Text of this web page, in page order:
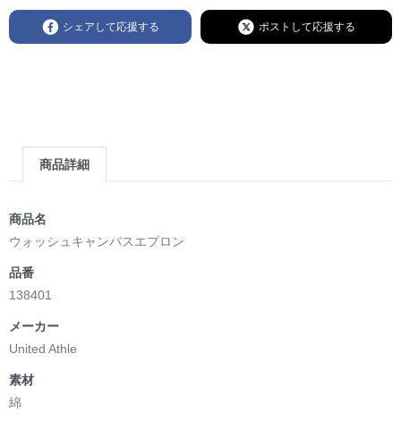
[第2作品: 通常版.小説のみ.]
＜著者＞ 凛々風 猛 -リリカゼタケル
日本語版: https://amzn.asia/d/7GbUq3Z
[主人公である小説家の遺作]を絵本化。
＜小説/絵本版＞ 凛々風猛 -ririkazetakeru
英語版: https://amzn.asia/d/8u7Cebe
＿＿＿＿＿＿＿＿＿＿＿＿＿＿＿＿＿＿＿＿＿＿
＜著者: 絵本/挿画作成＞ 凛々風 猛 -リリカゼタケル
日本語版: https://amzn.asia/d/8oNk92Q
シェアして応援する ポストして応援する
商品詳細
商品名
ウォッシュキャンバスエプロン
品番
138401
メーカー
United Athle
素材
綿